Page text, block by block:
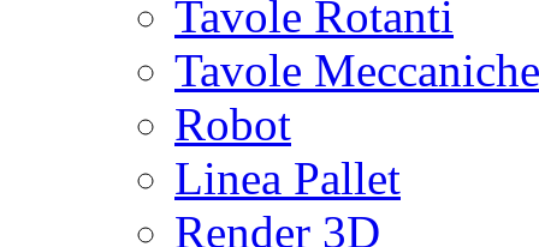
Tavole Rotanti
Tavole Meccaniche
Robot
Linea Pallet
Render 3D